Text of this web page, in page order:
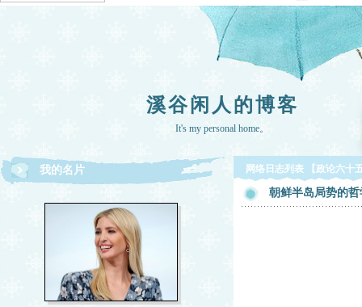
溪谷闲人的博客
It's my personal home。
我的名片 网络日志列表 【政论六十
朝鲜半岛局势的